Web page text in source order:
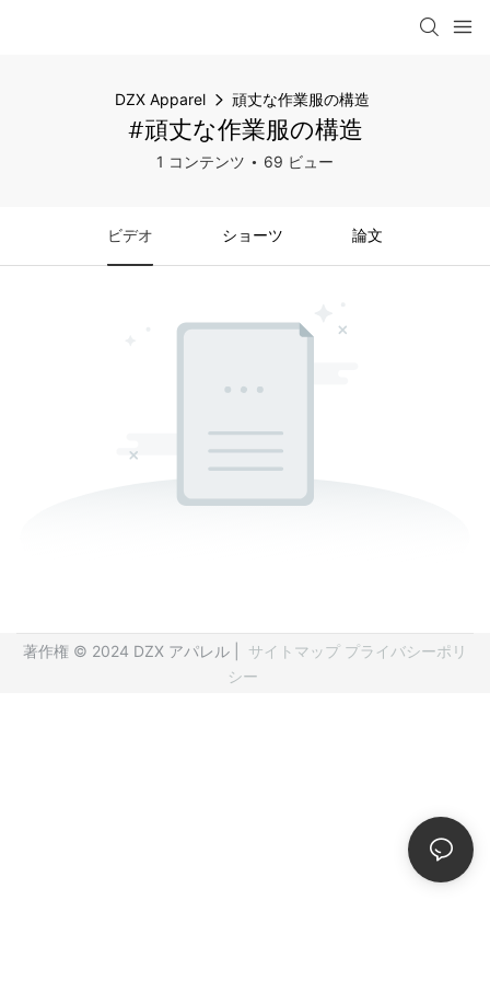
DZX Apparel 頑丈な作業服の構造
#頑丈な作業服の構造
1 コンテンツ 69 ビュー
ビデオ ショーツ 論文
著作権 © 2024 DZX アパレル | サイトマップ プライバシーポリ
シー